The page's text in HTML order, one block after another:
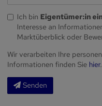
Ich bin Eigentümer:in
Interesse an
Marktüberblick oder
Wir verarbeiten Ihre
Informationen finden Sie hier.
Senden